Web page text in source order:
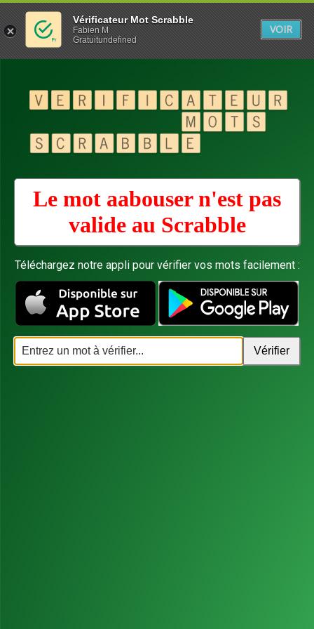
Le mot aabouser n'est pas
valide au Scrabble
Téléchargez notre appli pour vérifier vos mots facilement :
Vérificateur Mot Scrabble
Fabien M
Gratuitundefined
VOIR